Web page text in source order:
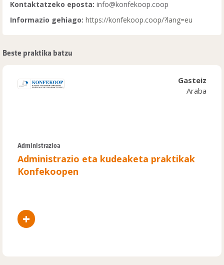
Kontaktatzeko eposta: info@konfekoop.coop
Informazio gehiago: https://konfekoop.coop/?lang=eu
Beste praktika batzu
Gasteiz
Araba
Administrazioa
Administrazio eta kudeaketa praktikak
Konfekoopen
+